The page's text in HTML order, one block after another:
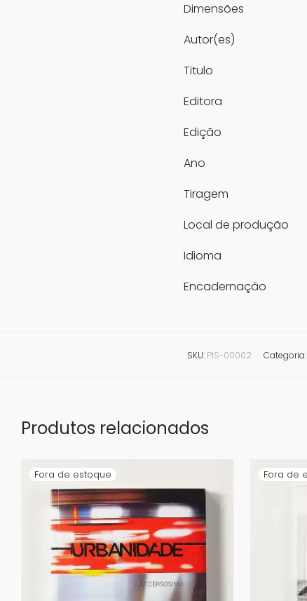
Dimensões
Autor(es)
Titulo
Editora
Edição
Ano
Tiragem
Local de produção
Idioma
Encadernação
SKU: PIS-00002 Categoria:
Produtos relacionados